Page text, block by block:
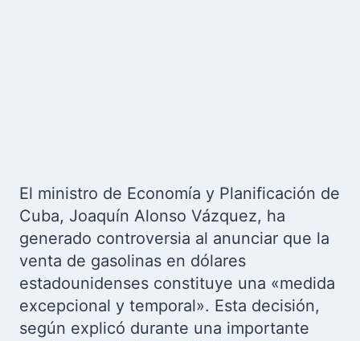
El ministro de Economía y Planificación de
Cuba, Joaquín Alonso Vázquez, ha
generado controversia al anunciar que la
venta de gasolinas en dólares
estadounidenses constituye una «medida
excepcional y temporal». Esta decisión,
según explicó durante una importante